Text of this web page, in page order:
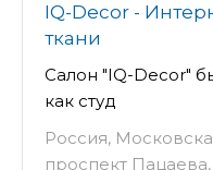
IQ-Decor -
ткани
Салон "IQ-Decor"
как студ
Россия,
проспект Пацаева,